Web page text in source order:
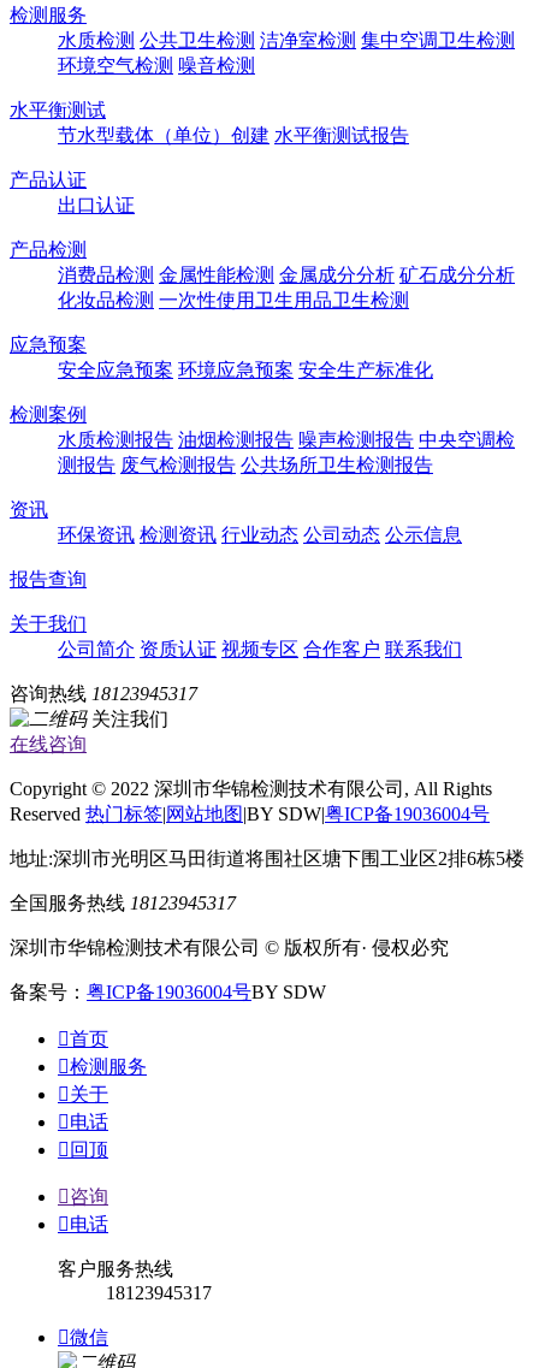
检测服务
水质检测 公共卫生检测 洁净室检测 集中空调卫生检测
环境空气检测 噪音检测
水平衡测试
节水型载体（单位）创建 水平衡测试报告
产品认证
出口认证
产品检测
消费品检测 金属性能检测 金属成分分析 矿石成分分析
化妆品检测 一次性使用卫生用品卫生检测
应急预案
安全应急预案 环境应急预案 安全生产标准化
检测案例
水质检测报告 油烟检测报告 噪声检测报告 中央空调检
测报告 废气检测报告 公共场所卫生检测报告
资讯
环保资讯 检测资讯 行业动态 公司动态 公示信息
报告查询
关于我们
公司简介 资质认证 视频专区 合作客户 联系我们
咨询热线 18123945317
关注我们
在线咨询
Copyright © 2022 深圳市华锦检测技术有限公司, All Rights
Reserved 热门标签|网站地图|BY SDW|粤ICP备19036004号
地址:深圳市光明区马田街道将围社区塘下围工业区2排6栋5楼
全国服务热线 18123945317
深圳市华锦检测技术有限公司 © 版权所有· 侵权必究
备案号： 粤ICP备19036004号BY SDW
首页
检测服务
关于
电话
 回顶
咨询
电话
客户服务热线
18123945317
微信